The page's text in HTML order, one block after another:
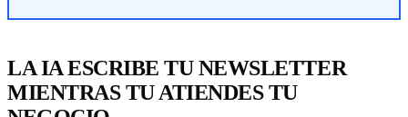
LA IA ESCRIBE TU NEWSLETTER
MIENTRAS TU ATIENDES TU